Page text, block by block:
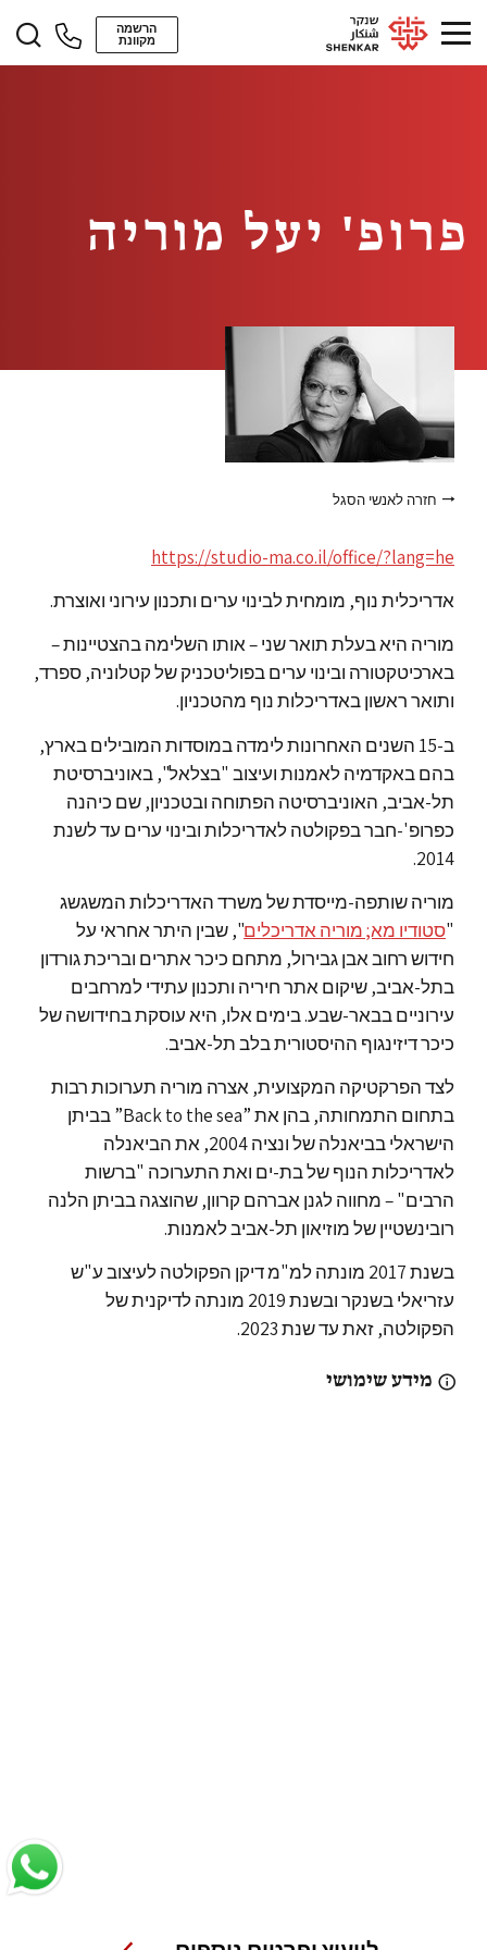
הרשמה
מקוונת
פרופ' יעל מוריה
חזרה לאנשי הסגל
https://studio-ma.co.il/office/?lang=he
אדריכלית נוף, מומחית לבינוי ערים ותכנון עירוני ואוצרת.
מוריה היא בעלת תואר שני – אותו השלימה בהצטיינות –
בארכיטקטורה ובינוי ערים בפוליטכניק של קטלוניה, ספרד,
ותואר ראשון באדריכלות נוף מהטכניון.
ב-15 השנים האחרונות לימדה במוסדות המובילים בארץ,
בהם באקדמיה לאמנות ועיצוב "בצלאל", באוניברסיטת
תל-אביב, האוניברסיטה הפתוחה ובטכניון, שם כיהנה
כפרופ'-חבר בפקולטה לאדריכלות ובינוי ערים עד לשנת
2014.
מוריה שותפה-מייסדת של משרד האדריכלות המשגשג
"סטודיו מא; מוריה אדריכלים", שבין היתר אחראי על
חידוש רחוב אבן גבירול, מתחם כיכר אתרים ובריכת גורדון
בתל-אביב, שיקום אתר חיריה ותכנון עתידי למרחבים
עירוניים בבאר-שבע. בימים אלו, היא עוסקת בחידושה של
כיכר דיזינגוף ההיסטורית בלב תל-אביב.
לצד הפרקטיקה המקצועית, אצרה מוריה תערוכות רבות
בתחום התמחותה, בהן את ”Back to the sea” בביתן
הישראלי בביאנלה של ונציה 2004, את הביאנלה
לאדריכלות הנוף של בת-ים ואת התערוכה "ברשות
הרבים" – מחווה לגנן אברהם קרוון, שהוצגה בביתן הלנה
רובינשטיין של מוזיאון תל-אביב לאמנות.
בשנת 2017 מונתה למ"מ דיקן הפקולטה לעיצוב ע"ש
עזריאלי בשנקר ובשנת 2019 מונתה לדיקנית של
הפקולטה, זאת עד שנת 2023.
מידע שימושי